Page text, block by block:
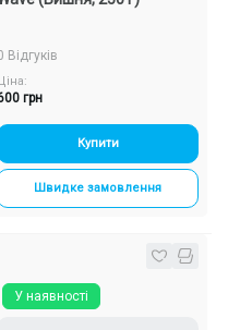
Відгуків
Ціна:
грн
Купити
Швидке замовлення
У наявності